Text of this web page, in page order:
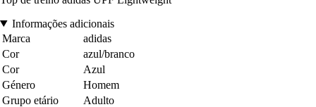
Informações adicionais
Marca
adidas
Cor
azul/branco
Cor
Azul
Género
Homem
Grupo etário
Adulto